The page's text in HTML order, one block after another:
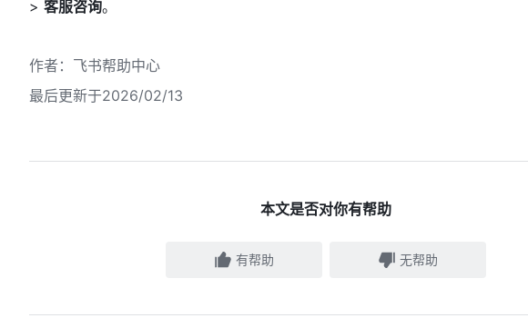
> 客服咨询。
作者 ： 飞书帮助中心
最后更新于2026/02/13
本文是否对你有帮助
有帮助 无帮助